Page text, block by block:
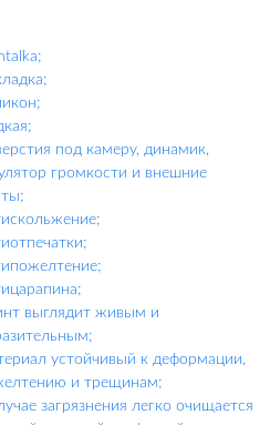
под камеру, динамик,
громкости и внешние
выглядит живым и
устойчивый к деформации,
и трещинам;
загрязнения легко очищается